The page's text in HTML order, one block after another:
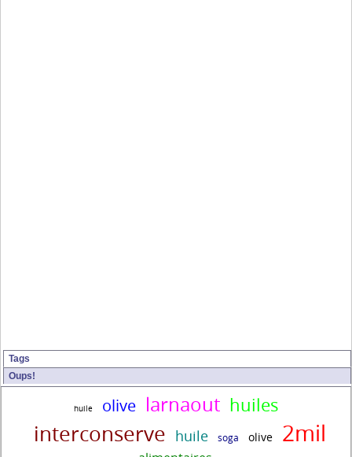
Tags
Oups!
huile olive larnaout huiles
interconserve huile soga olive 2mil